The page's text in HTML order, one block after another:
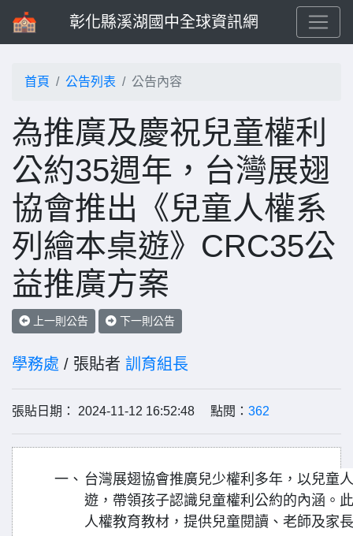
彰化縣溪湖國中全球資訊網
首頁 公告列表 公告內容
為推廣及慶祝兒童權利
公約35週年，台灣展翅
協會推出《兒童人權系
列繪本桌遊》CRC35公
益推廣方案
上一則公告 下一則公告
學務處 / 張貼者 訓育組長
張貼日期： 2024-11-12 16:52:48 點閱： 362
一、 台灣展翅協會推廣兒少權利多年，以兒童
遊，帶領孩子認識兒童權利公約的內涵。
人權教育教材，提供兒童閱讀、老師及家